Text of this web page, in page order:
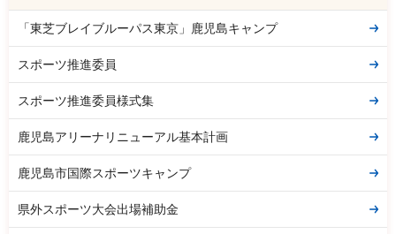
「東芝ブレイブルーパス東京」鹿児島キャンプ
スポーツ推進委員
スポーツ推進委員様式集
鹿児島アリーナリニューアル基本計画
鹿児島市国際スポーツキャンプ
県外スポーツ大会出場補助金